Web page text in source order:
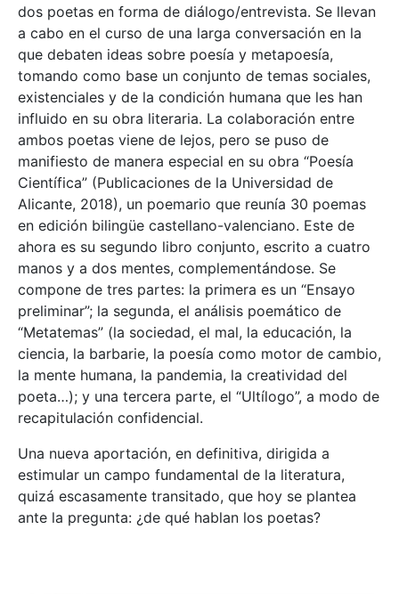
dos poetas en forma de diálogo/entrevista. Se llevan
a cabo en el curso de una larga conversación en la
que debaten ideas sobre poesía y metapoesía,
tomando como base un conjunto de temas sociales,
existenciales y de la condición humana que les han
influido en su obra literaria. La colaboración entre
ambos poetas viene de lejos, pero se puso de
manifiesto de manera especial en su obra “Poesía
Científica” (Publicaciones de la Universidad de
Alicante, 2018), un poemario que reunía 30 poemas
en edición bilingüe castellano-valenciano. Este de
ahora es su segundo libro conjunto, escrito a cuatro
manos y a dos mentes, complementándose. Se
compone de tres partes: la primera es un “Ensayo
preliminar”; la segunda, el análisis poemático de
“Metatemas” (la sociedad, el mal, la educación, la
ciencia, la barbarie, la poesía como motor de cambio,
la mente humana, la pandemia, la creatividad del
poeta…); y una tercera parte, el “Ultílogo”, a modo de
recapitulación confidencial.
Una nueva aportación, en definitiva, dirigida a
estimular un campo fundamental de la literatura,
quizá escasamente transitado, que hoy se plantea
ante la pregunta: ¿de qué hablan los poetas?